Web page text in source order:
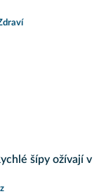
šípy ožívají v